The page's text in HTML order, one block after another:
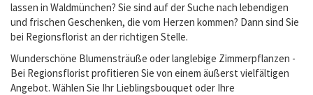
lassen in Waldmünchen? Sie sind auf der Suche nach lebendigen
und frischen Geschenken, die vom Herzen kommen? Dann sind Sie
bei Regionsflorist an der richtigen Stelle.
Wunderschöne Blumensträuße oder langlebige Zimmerpflanzen -
Bei Regionsflorist profitieren Sie von einem äußerst vielfältigen
Angebot. Wählen Sie Ihr Lieblingsbouquet oder Ihre